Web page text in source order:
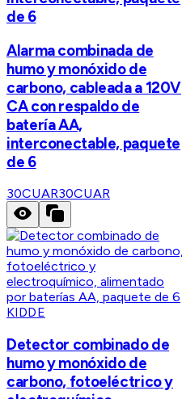
de 6
Alarma combinada de
humo y monóxido de
carbono, cableada a 120V
CA con respaldo de
batería AA,
interconectable, paquete
de 6
30CUAR30CUAR
KIDDE
Detector combinado de
humo y monóxido de
carbono, fotoeléctrico y